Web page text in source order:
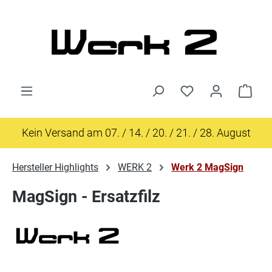
Kein Versand am 07. / 14. / 20. / 21. / 28. August
Hersteller Highlights WERK 2 Werk 2 MagSign
MagSign - Ersatzfilz